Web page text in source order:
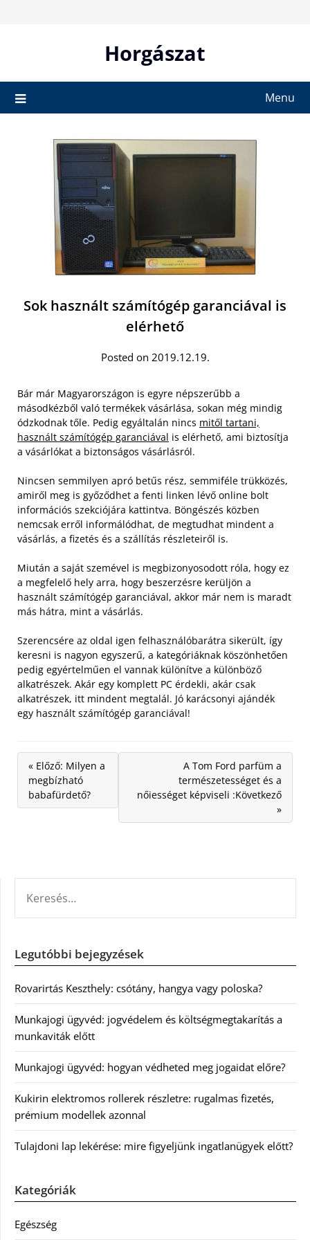
Horgászat
Menu
Sok használt számítógép garanciával is
elérhető
Posted on 2019.12.19.
Bár már Magyarországon is egyre népszerűbb a
másodkézből való termékek vásárlása, sokan még mindig
ódzkodnak tőle. Pedig egyáltalán nincs mitől tartani,
használt számítógép garanciával is elérhető, ami biztosítja
a vásárlókat a biztonságos vásárlásról.
Nincsen semmilyen apró betűs rész, semmiféle trükközés,
amiről meg is győződhet a fenti linken lévő online bolt
információs szekciójára kattintva. Böngészés közben
nemcsak erről informálódhat, de megtudhat mindent a
vásárlás, a fizetés és a szállítás részleteiről is.
Miután a saját szemével is megbizonyosodott róla, hogy ez
a megfelelő hely arra, hogy beszerzésre kerüljön a
használt számítógép garanciával, akkor már nem is maradt
más hátra, mint a vásárlás.
Szerencsére az oldal igen felhasználóbarátra sikerült, így
keresni is nagyon egyszerű, a kategóriáknak köszönhetően
pedig egyértelműen el vannak különítve a különböző
alkatrészek. Akár egy komplett PC érdekli, akár csak
alkatrészek, itt mindent megtalál. Jó karácsonyi ajándék
egy használt számítógép garanciával!
« Előző: Milyen a
megbízható
babafürdető?
A Tom Ford parfüm a
természetességet és a
nőiességet képviseli :Következő
»
Legutóbbi bejegyzések
Rovarirtás Keszthely: csótány, hangya vagy poloska?
Munkajogi ügyvéd: jogvédelem és költségmegtakarítás a
munkaviták előtt
Munkajogi ügyvéd: hogyan védheted meg jogaidat előre?
Kukirin elektromos rollerek részletre: rugalmas fizetés,
prémium modellek azonnal
Tulajdoni lap lekérése: mire figyeljünk ingatlanügyek előtt?
Kategóriák
Egészség